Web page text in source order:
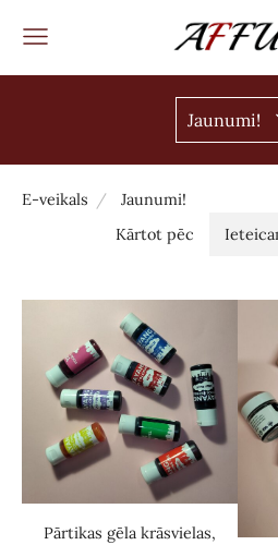
Jaunumi!
E-veikals
Jaunumi!
Kārtot pēc
Pārtikas gēla krāsvielas,